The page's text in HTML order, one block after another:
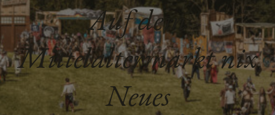
Auf dem
Mittelaltermarkt nix
Neues